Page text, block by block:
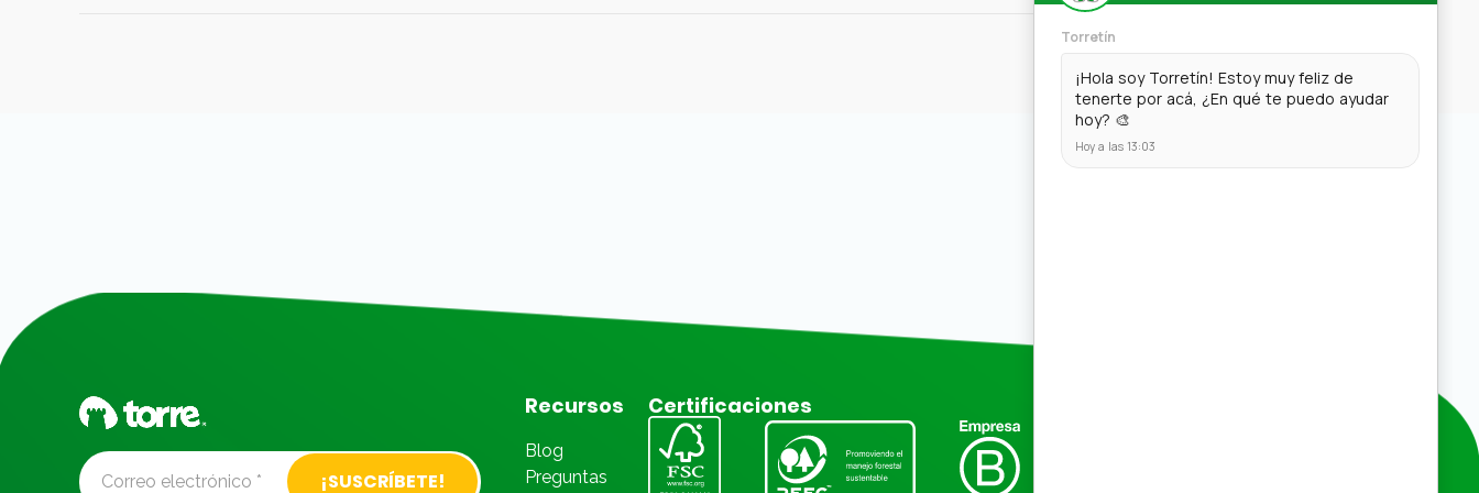
Alternative:
Recursos
Blog
Preguntas
Certificaciones